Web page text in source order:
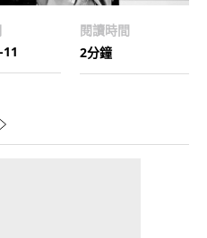
閱讀時間
2分鐘